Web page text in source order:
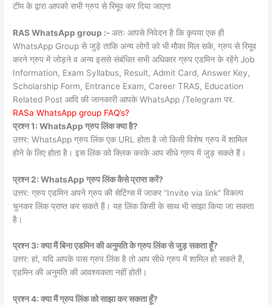
टीम के द्वारा आपको सभी ग्रुप से रिमूव कर दिया जाएगा
RAS WhatsApp group :-अतः आपसे निवेदन है कि कृपया एक ही
WhatsApp Group से जुड़े ताकि अन्य लोगों को भी मौका मिल सके, ग्रुप से रिमूव
करने ग्रुप में जोड़ने व अन्य इससे संबंधित सभी अधिकार ग्रुप एडमिन के रहेंगे Job
Information, Exam Syllabus, Result, Admit Card, Answer Key,
Scholarship Form, Entrance Exam, Career TRAS, Education
Related Post आदि की जानकारी आपके WhatsApp /Telegram पर.
RASa WhatsApp group FAQ’s?
प्रश्न 1: WhatsApp ग्रुप लिंक क्या है?
उत्तर: WhatsApp ग्रुप लिंक एक URL होता है जो किसी विशेष ग्रुप में शामिल
होने के लिए होता है। इस लिंक को क्लिक करके आप सीधे ग्रुप में जुड़ सकते हैं।
प्रश्न 2: WhatsApp ग्रुप लिंक कैसे प्राप्त करें?
उत्तर: ग्रुप एडमिन अपने ग्रुप की सेटिंग्स में जाकर “Invite via link” विकल्प
चुनकर लिंक प्राप्त कर सकते हैं। यह लिंक किसी के साथ भी साझा किया जा सकता
है।
प्रश्न 3: क्या मैं बिना एडमिन की अनुमति के ग्रुप लिंक से जुड़ सकता हूँ?
उत्तर: हां, यदि आपके पास ग्रुप लिंक है तो आप सीधे ग्रुप में शामिल हो सकते हैं,
एडमिन की अनुमति की आवश्यकता नहीं होती।
प्रश्न 4: क्या मैं ग्रुप लिंक को साझा कर सकता हूँ?